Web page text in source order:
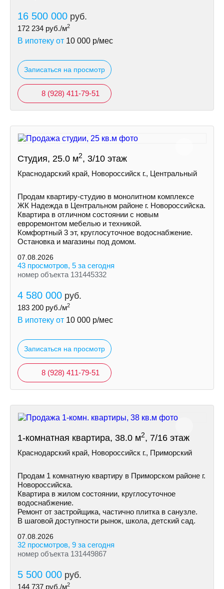
16 500 000 руб.
172 234 руб./м2
В ипотеку от 10 000 р/мес
Записаться на просмотр
8 (928) 411-79-51
Студия, 25.0 м2, 3/10 этаж
Краснодарский край, Новороссийск г., Центральный
Продам квартиру-студию в монолитном комплексе
ЖК Надежда в Центральном районе г. Новороссийска.
Квартира в отличном состоянии с новым
евроремонтом мебелью и техникой.
Комфортный 3 эт, круглосуточное водоснабжение.
Остановка и магазины под домом.
07.08.2026
43 просмотров, 5 за сегодня
номер объекта 131445332
4 580 000 руб.
183 200 руб./м2
В ипотеку от 10 000 р/мес
Записаться на просмотр
8 (928) 411-79-51
1-комнатная квартира, 38.0 м2, 7/16 этаж
Краснодарский край, Новороссийск г., Приморский
Продам 1 комнатную квартиру в Приморском районе г.
Новороссийска.
Квартира в жилом состоянии, круглосуточное
водоснабжение.
Ремонт от застройщика, частично плитка в санузле.
В шаговой доступности рынок, школа, детский сад.
07.08.2026
32 просмотров, 9 за сегодня
номер объекта 131449867
5 500 000 руб.
144 737 руб./м2